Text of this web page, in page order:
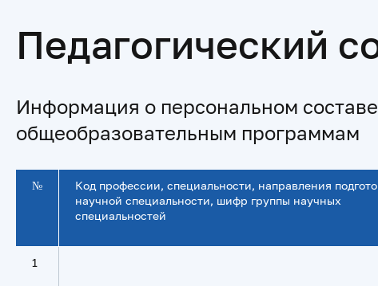
Педагогический
Информация о персональном
общеобразовательным программам
№
Код профессии, специальности, направления
научной специальности, шифр группы научных
специальностей
1